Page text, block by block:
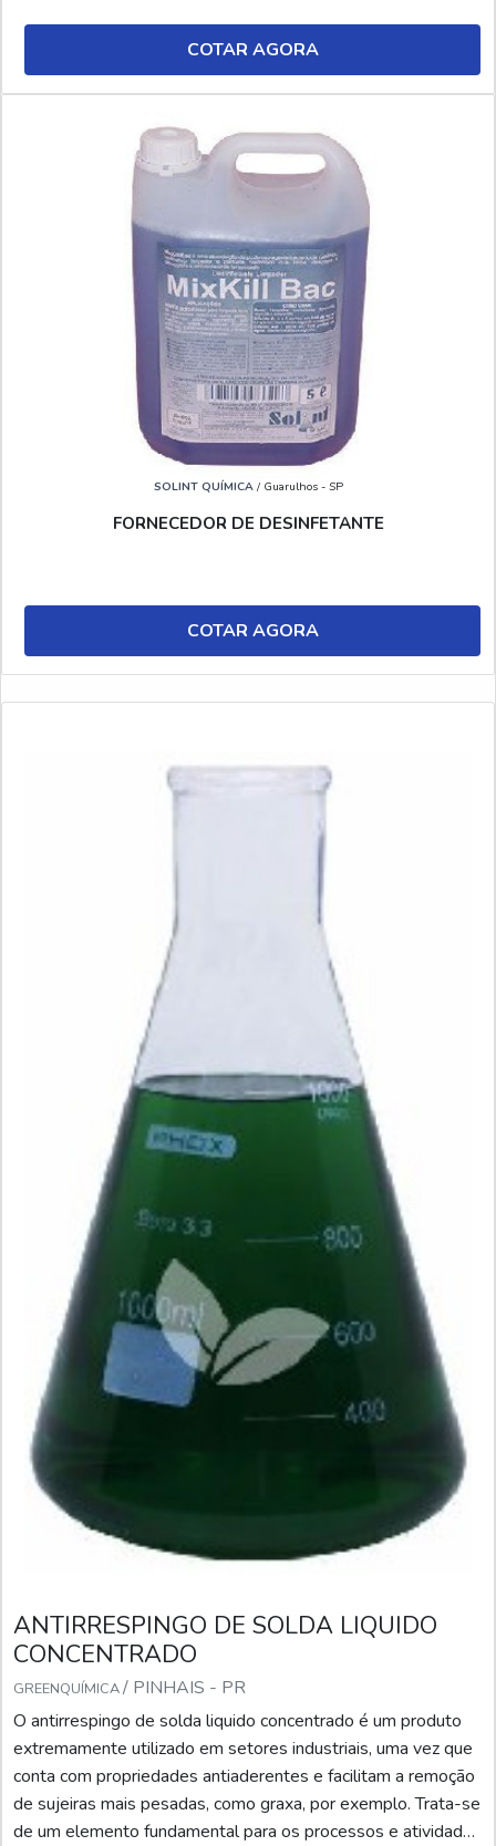
COTAR AGORA
SOLINT QUÍMICA/ Guarulhos - SP
FORNECEDOR DE DESINFETANTE
COTAR AGORA
ANTIRRESPINGO DE SOLDA LIQUIDO
CONCENTRADO
GREENQUÍMICA/ PINHAIS - PR
O antirrespingo de solda liquido concentrado é um produto
extremamente utilizado em setores industriais, uma vez que
conta com propriedades antiaderentes e facilitam a remoção
de sujeiras mais pesadas, como graxa, por exemplo. Trata-se
de um elemento fundamental para os processos e atividades